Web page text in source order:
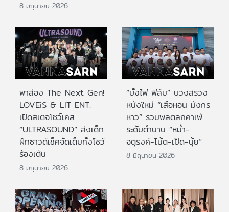
8 มิถุนายน 2026
พาส่อง The Next Gen!
LOVEiS & LIT ENT.
เปิดสเตจโชว์เคส
“ULTRASOUND” ส่งเด็ก
ฝึกซาวด์เช็คจัดเต็มทั้งโชว์
ร้องเต้น
8 มิถุนายน 2026
“บั้งไฟ ฟิล์ม” บวงสรวง
หนังใหม่ “เสือหอน มังกร
หาว” รวมพลตลกคาเฟ่
ระดับตำนาน “หม่ำ-
จตุรงค์-โน้ต-เป็ด-นุ้ย”
8 มิถุนายน 2026